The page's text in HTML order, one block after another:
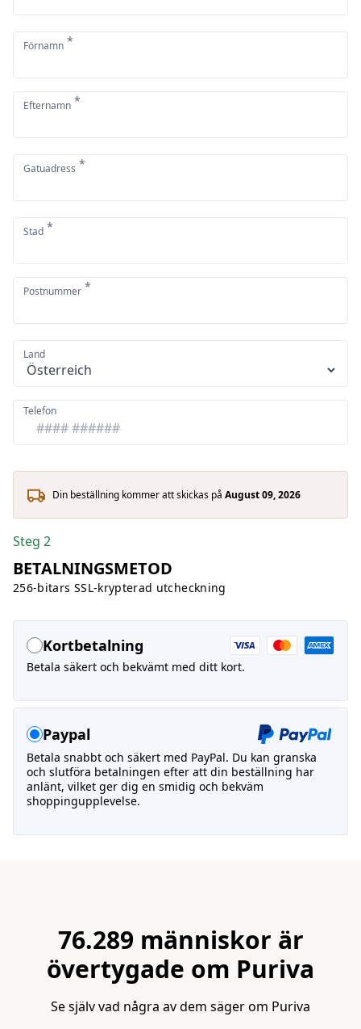
Förnamn *
Efternamn *
Gatuadress *
Stad *
Postnummer *
Land
Telefon
Din beställning kommer att skickas på August 09, 2026
Steg 2
BETALNINGSMETOD
256-bitars SSL-krypterad utcheckning
Kortbetalning
Betala säkert och bekvämt med ditt kort.
Paypal
Betala snabbt och säkert med PayPal. Du kan granska
och slutföra betalningen efter att din beställning har
anlänt, vilket ger dig en smidig och bekväm
shoppingupplevelse.
76.289 människor är
övertygade om Puriva
Se själv vad några av dem säger om Puriva